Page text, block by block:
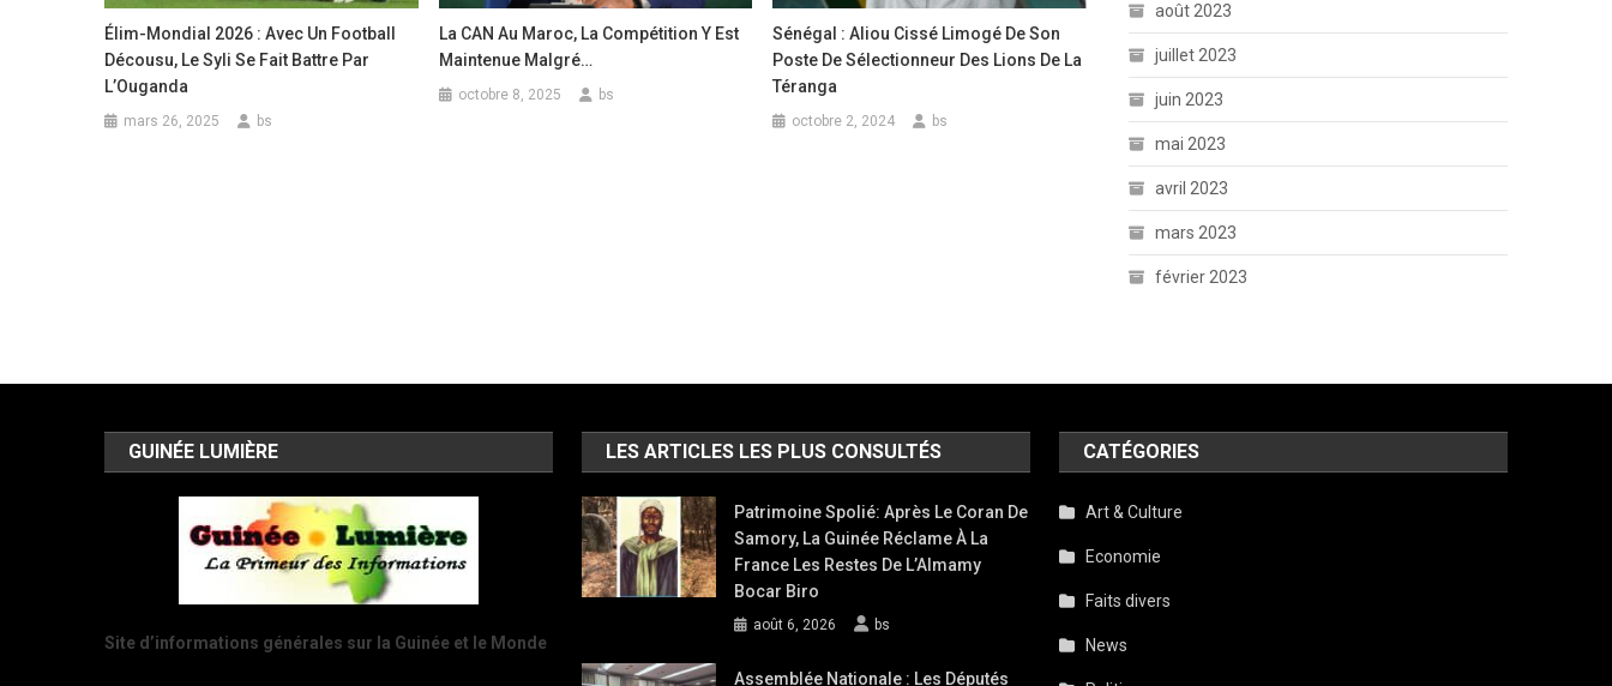
Élim-Mondial 2026 : Avec Un Football
Décousu, Le Syli Se Fait Battre Par
L’Ouganda
mars 26, 2025 bs
La CAN Au Maroc, La Compétition Y Est
Maintenue Malgré…
octobre 8, 2025 bs
Sénégal : Aliou Cissé Limogé De Son
Poste De Sélectionneur Des Lions De La
Téranga
octobre 2, 2024 bs
août 2023
juillet 2023
juin 2023
mai 2023
avril 2023
mars 2023
février 2023
GUINÉE LUMIÈRE
Site d’informations générales sur la Guinée et le Monde
LES ARTICLES LES PLUS CONSULTÉS
Patrimoine Spolié: Après Le Coran De
Samory, La Guinée Réclame À La
France Les Restes De L’Almamy
Bocar Biro
août 6, 2026 bs
Assemblée Nationale : Les Députés
CATÉGORIES
Art & Culture
Economie
Faits divers
News